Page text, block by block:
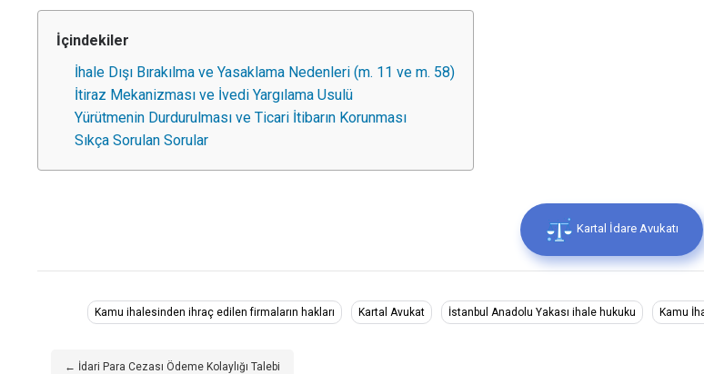
İçindekiler
İhale Dışı Bırakılma ve Yasaklama Nedenleri (m. 11 ve m. 58)
İtiraz Mekanizması ve İvedi Yargılama Usulü
Yürütmenin Durdurulması ve Ticari İtibarın Korunması
Sıkça Sorulan Sorular
Kartal İdare Avukatı
Kamu ihalesinden ihraç edilen firmaların hakları Kartal Avukat İstanbul Anadolu Yakası ihale hukuku Kamu
← İdari Para Cezası Ödeme Kolaylığı Talebi